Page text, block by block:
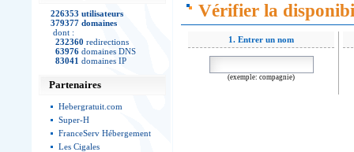
226353 utilisateurs
379377 domaines
dont :
232360 redirections
63976 domaines DNS
83041 domaines IP
Partenaires
Hebergratuit.com
Super-H
FranceServ Hébergement
Les Cigales
Vérifier la
1. Entrer un nom
(exemple: compagnie)